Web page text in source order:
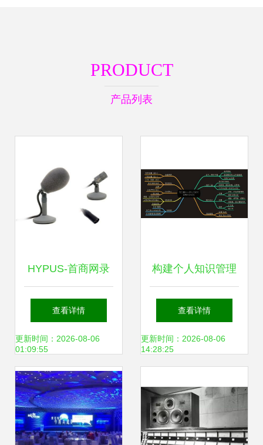
PRODUCT
产品列表
HYPUS-首商网录
音制作全攻略 从文
稿到成品的高效流
程
查看详情
更新时间：2026-08-06
01:09:55
构建个人知识管理
体系的科技树与技
能图谱 学习体系结
以录音制作为例
查看详情
更新时间：2026-08-06
14:28:25